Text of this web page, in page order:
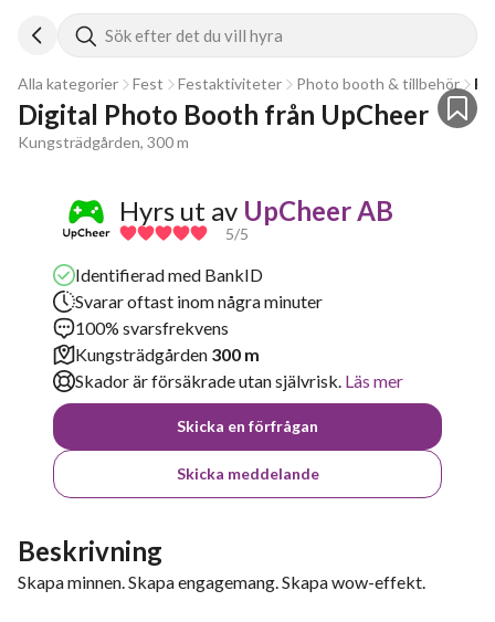
Sök efter det du vill hyra
Alla kategorier Fest Festaktiviteter Photo booth & tillbehör
Digital Photo Booth från UpCheer
Kungsträdgården, 300 m
Hyrs ut av UpCheer AB
5/5
Identifierad med BankID
Svarar oftast inom några minuter
100% svarsfrekvens
Kungsträdgården 300 m
Skador är försäkrade utan självrisk. Läs mer
Skicka en förfrågan
Skicka meddelande
Beskrivning
Skapa minnen. Skapa engagemang. Skapa wow-effekt.